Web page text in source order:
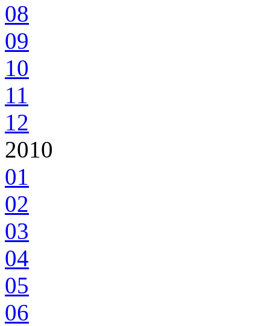
08
09
10
11
12
2010
01
02
03
04
05
06